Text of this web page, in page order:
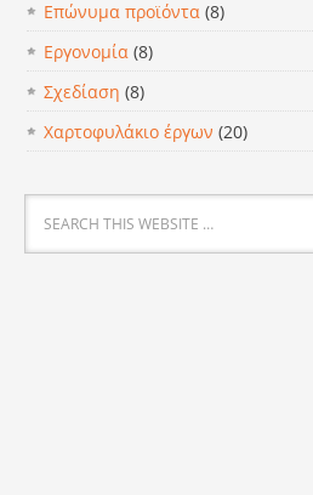
Επώνυμα προϊόντα (8)
Εργονομία (8)
Σχεδίαση (8)
Χαρτοφυλάκιο έργων (20)